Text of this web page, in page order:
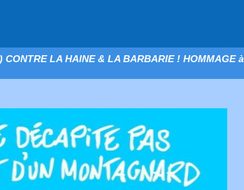
LA HAINE & LA BARBARIE ! HOMMAGE à